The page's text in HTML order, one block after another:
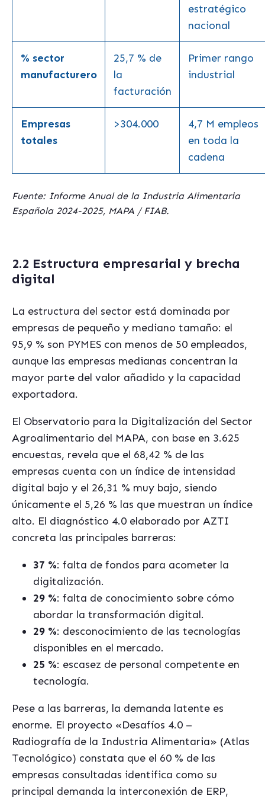
estratégico
nacional
% sector
manufacturero
25,7 % de
la
facturación
Primer rango
industrial
Empresas
totales
>304.000
4,7 M empleos
en toda la
cadena
Fuente: Informe Anual de la Industria Alimentaria
Española 2024-2025, MAPA / FIAB.
2.2 Estructura empresarial y brecha
digital
La estructura del sector está dominada por
empresas de pequeño y mediano tamaño: el
95,9 % son PYMES con menos de 50 empleados,
aunque las empresas medianas concentran la
mayor parte del valor añadido y la capacidad
exportadora.
El Observatorio para la Digitalización del Sector
Agroalimentario del MAPA, con base en 3.625
encuestas, revela que el 68,42 % de las
empresas cuenta con un índice de intensidad
digital bajo y el 26,31 % muy bajo, siendo
únicamente el 5,26 % las que muestran un índice
alto. El diagnóstico 4.0 elaborado por AZTI
concreta las principales barreras:
37 %: falta de fondos para acometer la
digitalización.
29 %: falta de conocimiento sobre cómo
abordar la transformación digital.
29 %: desconocimiento de las tecnologías
disponibles en el mercado.
25 %: escasez de personal competente en
tecnología.
Pese a las barreras, la demanda latente es
enorme. El proyecto «Desafíos 4.0 –
Radiografía de la Industria Alimentaria» (Atlas
Tecnológico) constata que el 60 % de las
empresas consultadas identifica como su
principal demanda la interconexión de ERP,